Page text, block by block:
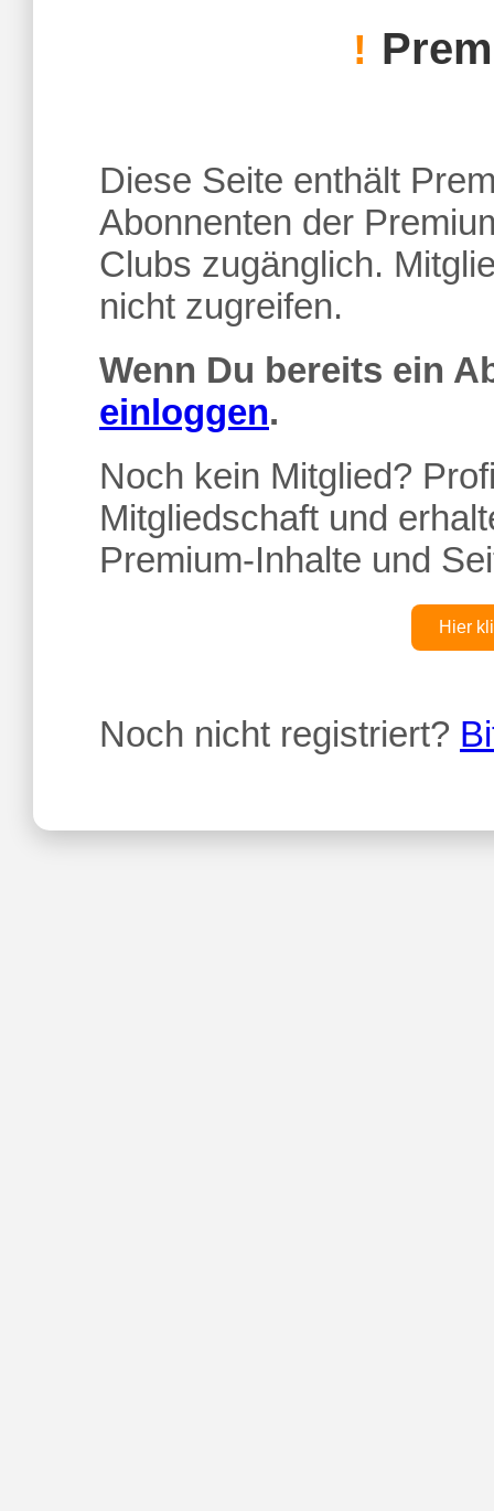
!
Diese Seite enthält
Abonnenten der
Clubs zugänglich.
nicht zugreifen.
Wenn Du bereits ein
einloggen.
Noch kein Mitglied?
Mitgliedschaft und
Premium-Inhalte und
Hier
Noch nicht registriert?